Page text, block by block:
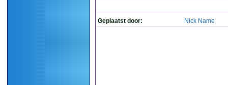
Geplaatst door: Nick Name